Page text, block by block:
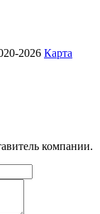
2026 Карта
компании.